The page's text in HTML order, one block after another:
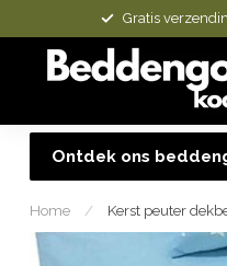
Gratis
Ontdek ons
Home / Kerst peuter